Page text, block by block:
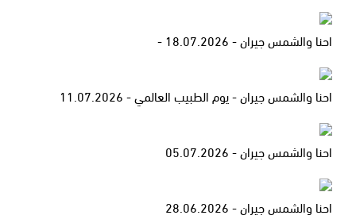
احنا والشمس جيران - 18.07.2026 -
احنا والشمس جيران - يوم الطبيب العالمي - 11.07.2026
احنا والشمس جيران - 05.07.2026
احنا والشمس جيران - 28.06.2026